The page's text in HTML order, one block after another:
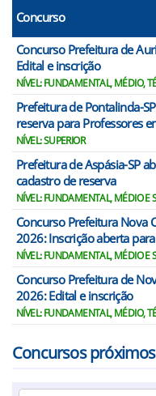
Concurso
Concurso Prefeitura de
Edital e inscrição
NÍVEL: FUNDAMENTAL, MÉDIO,
Prefeitura de Pontalinda-
reserva para Professores
NÍVEL: SUPERIOR
Prefeitura de Aspásia-SP
cadastro de reserva
NÍVEL: FUNDAMENTAL, MÉDIO E
Concurso Prefeitura Nova
2026: Inscrição aberta
NÍVEL: FUNDAMENTAL, MÉDIO E
Concurso Prefeitura de
2026: Edital e inscrição
NÍVEL: FUNDAMENTAL, MÉDIO,
Concursos